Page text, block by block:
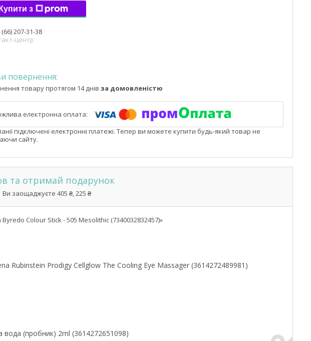
Купити з
207-31-38
центр
товару протягом 14 днів за домовленістю
підключені електронні платежі. Тепер ви можете купити будь-який товар не
сайту.
та отримай подарунок
Ви заощаджуєте 405 ₴, 225 ₴
Colour Stick - 505 Mesolithic (7340032832457)»
Rubinstein Prodigy Cellglow The Cooling Eye Massager (3614272489981)
вода (пробник) 2ml (3614272651098)